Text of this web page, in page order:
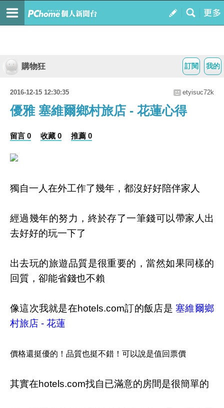
我的
訂閱
購物狂
2016-12-15 12:30:35 etyisuc72k
優雅 塞維爾鄉村旅店 - 花蓮心得
留言 0 收藏 0 推薦 0
獨自一人在外工作了幾年，都沒好好陪伴家人
經過幾年的努力，終於存了一筆錢可以帶家人出
去好好的玩一下了
出去玩的旅遊品質是很重要的，當然如果同樣的
回質，卻能省錢也不賴
像這次我就是在hotels.com訂的飯店是塞維爾鄉
村旅店 - 花蓮
價格還挺優的！品質也挺不錯！可以說是值回票價
其實在hotels.com找自已滿意的房間是很簡單的